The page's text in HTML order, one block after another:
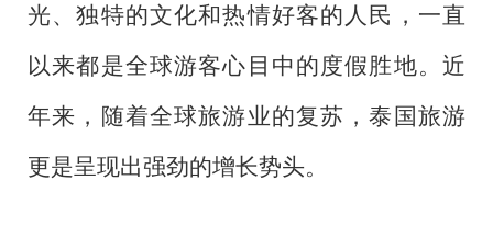
光、独特的文化和热情好客的人民，一直
以来都是全球游客心目中的度假胜地。近
年来，随着全球旅游业的复苏，泰国旅游
更是呈现出强劲的增长势头。